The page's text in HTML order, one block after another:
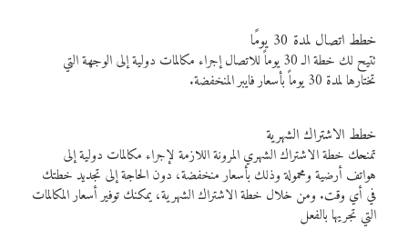
خطط اتصال لمدة 30 يومًا
تتيح لك خطة الـ 30 يوماً للاتصال إجراء مكالمات دولية إلى الوجهة التي
تختارها لمدة 30 يوماً بأسعار فايبر المنخفضة.
خطط الاشتراك الشهرية
تمنحك خطة الاشتراك الشهري المرونة اللازمة لإجراء مكالمات دولية إلى
هواتف أرضية ومحمولة وذلك بأسعار منخفضة، دون الحاجة إلى تجديد خطتك
في أي وقت. ومن خلال خطة الاشتراك الشهرية، يمكنك توفير أسعار المكالمات
التي تجريها بالفعل